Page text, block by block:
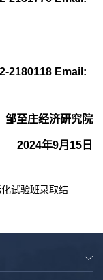
2180118 Email:
邹至庄经济研究院
2024年9月 15 日
试验班录取结